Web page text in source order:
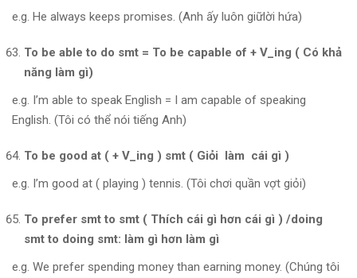
e.g. He always keeps promises. (Anh ấy luôn giữlời hứa)
To be able to do smt = To be capable of + V_ing ( Có khả
năng làm gì)
e.g. I’m able to speak English = I am capable of speaking
English. (Tôi có thể nói tiếng Anh)
To be good at ( + V_ing ) smt ( Giỏi làm cái gì )
e.g. I’m good at ( playing ) tennis. (Tôi chơi quần vợt giỏi)
To prefer smt to smt ( Thích cái gì hơn cái gì ) /doing
smt to doing smt: làm gì hơn làm gì
e.g. We prefer spending money than earning money. (Chúng tôi